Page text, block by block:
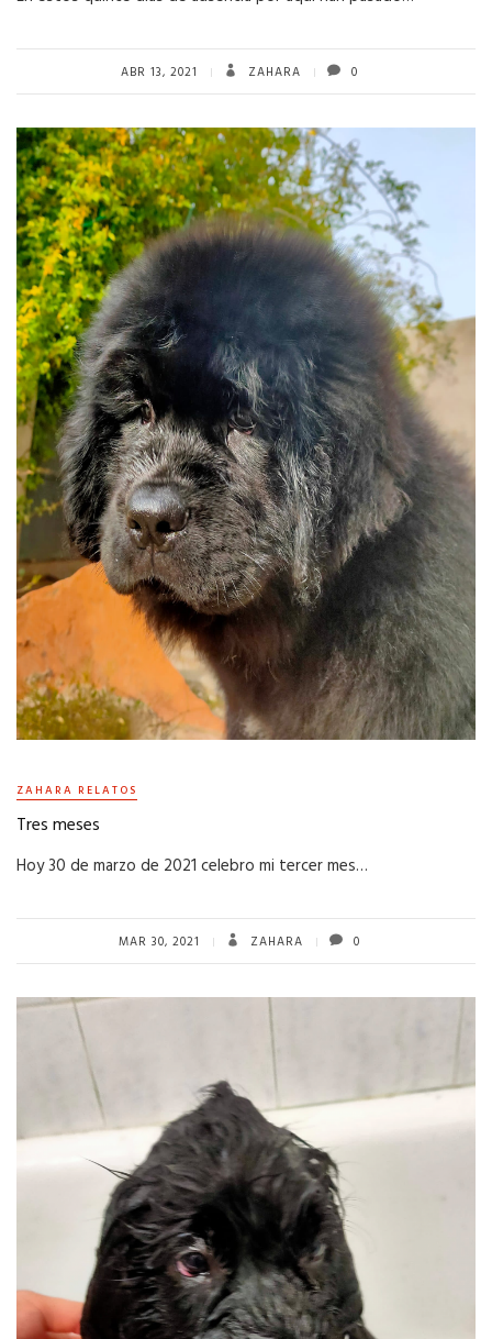
ABR 13, 2021 ZAHARA 0
ZAHARA RELATOS
Tres meses
Hoy 30 de marzo de 2021 celebro mi tercer mes…
MAR 30, 2021 ZAHARA 0